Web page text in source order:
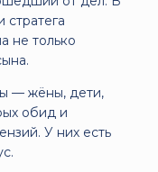
не только
— жёны, дети,
обид и
У них есть